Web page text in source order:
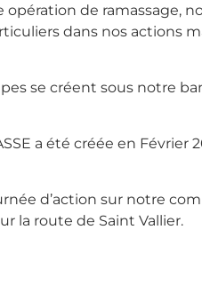
opération de ramassage,
dans nos actions
se créent sous notre
a été créée en Février
d’action sur notre
la route de Saint Vallier.